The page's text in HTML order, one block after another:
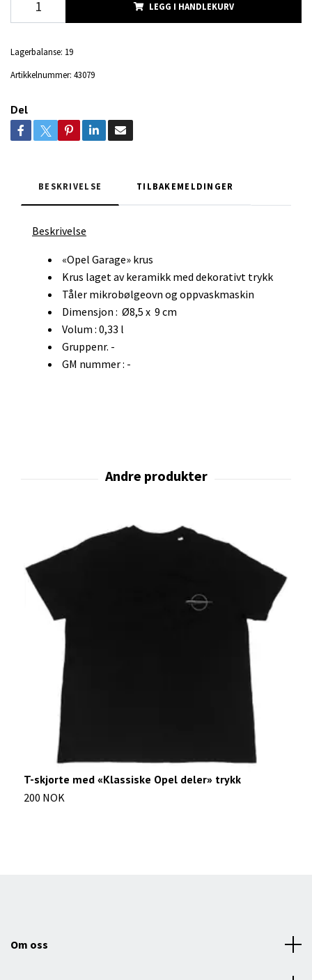
LEGG I HANDLEKURV
Lagerbalanse: 19
Artikkelnummer: 43079
Del
BESKRIVELSE TILBAKEMELDINGER
Beskrivelse
«Opel Garage» krus
Krus laget av keramikk med dekorativt trykk
Tåler mikrobølgeovn og oppvaskmaskin
Dimensjon : Ø8,5 x 9 cm
Volum : 0,33 l
Gruppenr. -
GM nummer : -
T-skjorte med «Klassiske Opel deler» trykk
200 NOK
Om oss